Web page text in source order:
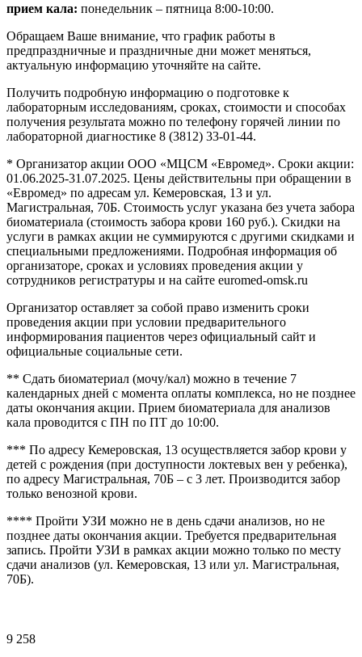
прием кала: понедельник – пятница 8:00-10:00.
Обращаем Ваше внимание, что график работы в
предпраздничные и праздничные дни может меняться,
актуальную информацию уточняйте на сайте.
Получить подробную информацию о подготовке к
лабораторным исследованиям, сроках, стоимости и способах
получения результата можно по телефону горячей линии по
лабораторной диагностике 8 (3812) 33-01-44.
* Организатор акции ООО «МЦСМ «Евромед». Сроки акции:
01.06.2025-31.07.2025. Цены действительны при обращении в
«Евромед» по адресам ул. Кемеровская, 13 и ул.
Магистральная, 70Б. Стоимость услуг указана без учета забора
биоматериала (стоимость забора крови 160 руб.). Скидки на
услуги в рамках акции не суммируются с другими скидками и
специальными предложениями. Подробная информация об
организаторе, сроках и условиях проведения акции у
сотрудников регистратуры и на сайте euromed-omsk.ru
Организатор оставляет за собой право изменить сроки
проведения акции при условии предварительного
информирования пациентов через официальный сайт и
официальные социальные сети.
** Сдать биоматериал (мочу/кал) можно в течение 7
календарных дней с момента оплаты комплекса, но не позднее
даты окончания акции. Прием биоматериала для анализов
кала проводится с ПН по ПТ до 10:00.
*** По адресу Кемеровская, 13 осуществляется забор крови у
детей с рождения (при доступности локтевых вен у ребенка),
по адресу Магистральная, 70Б – с 3 лет. Производится забор
только венозной крови.
**** Пройти УЗИ можно не в день сдачи анализов, но не
позднее даты окончания акции. Требуется предварительная
запись. Пройти УЗИ в рамках акции можно только по месту
сдачи анализов (ул. Кемеровская, 13 или ул. Магистральная,
70Б).
9 258